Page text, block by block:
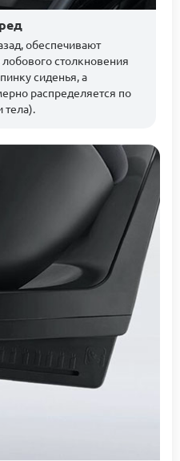
обеспечивают
столкновения
сиденья, а
распределяется по
тела).